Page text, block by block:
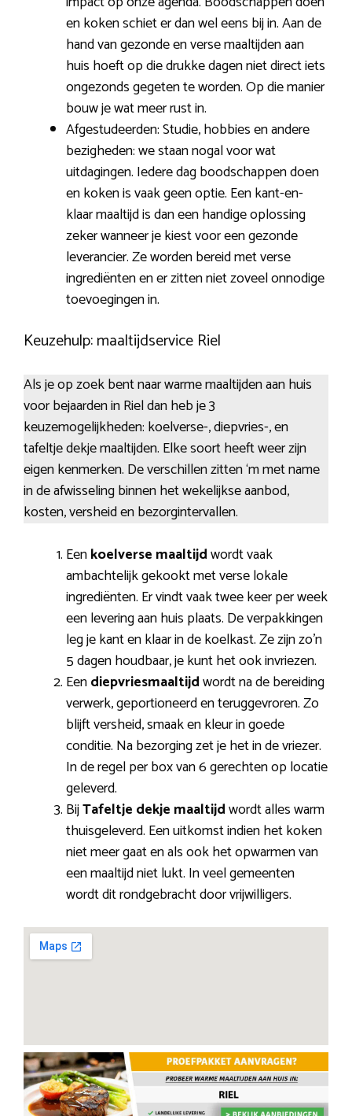
en koken schiet er dan wel eens bij in. Aan de
hand van gezonde en verse maaltijden aan
huis hoeft op die drukke dagen niet direct iets
ongezonds gegeten te worden. Op die manier
bouw je wat meer rust in.
Afgestudeerden: Studie, hobbies en andere
bezigheden: we staan nogal voor wat
uitdagingen. Iedere dag boodschappen doen
en koken is vaak geen optie. Een kant-en-
klaar maaltijd is dan een handige oplossing
zeker wanneer je kiest voor een gezonde
leverancier. Ze worden bereid met verse
ingrediënten en er zitten niet zoveel onnodige
toevoegingen in.
Keuzehulp: maaltijdservice Riel
Als je op zoek bent naar warme maaltijden aan huis
voor bejaarden in Riel dan heb je 3
keuzemogelijkheden: koelverse-, diepvries-, en
tafeltje dekje maaltijden. Elke soort heeft weer zijn
eigen kenmerken. De verschillen zitten ‘m met name
in de afwisseling binnen het wekelijkse aanbod,
kosten, versheid en bezorgintervallen.
Eenkoelverse maaltijdwordt vaak
ambachtelijk gekookt met verse lokale
ingrediënten. Er vindt vaak twee keer per week
een levering aan huis plaats. De verpakkingen
leg je kant en klaar in de koelkast. Ze zijn zo’n
5 dagen houdbaar, je kunt het ook invriezen.
Eendiepvriesmaaltijdwordt na de bereiding
verwerk, geportioneerd en teruggevroren. Zo
blijft versheid, smaak en kleur in goede
conditie. Na bezorging zet je het in de vriezer.
In de regel per box van 6 gerechten op locatie
geleverd.
BijTafeltje dekje maaltijdwordt alles warm
thuisgeleverd. Een uitkomst indien het koken
niet meer gaat en als ook het opwarmen van
een maaltijd niet lukt. In veel gemeenten
wordt dit rondgebracht door vrijwilligers.